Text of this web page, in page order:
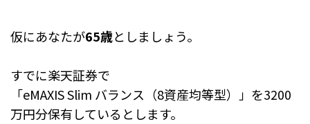
仮にあなたが65歳としましょう。
すでに楽天証券で
「eMAXIS Slim バランス（8資産均等型）」を3200
万円分保有しているとします。